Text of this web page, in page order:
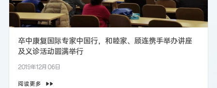
卒中康复国际专家中国行，和睦家、顾连携手举办讲座
及义诊活动圆满举行
2019年12月06日
阅读更多